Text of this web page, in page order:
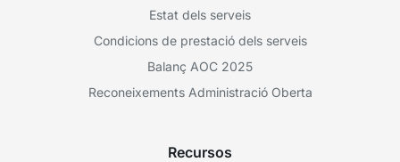
Estat dels serveis
Condicions de prestació dels serveis
Balanç AOC 2025
Reconeixements Administració Oberta
Recursos